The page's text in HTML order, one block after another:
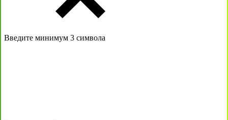
Введите минимум 3 символа